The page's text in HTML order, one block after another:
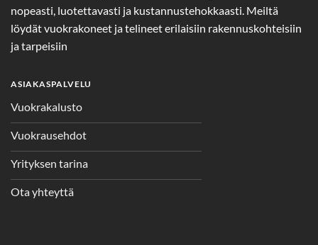
nopeasti, luotettavasti ja kustannustehokkaasti. Meiltä
löydät vuokrakoneet ja telineet erilaisiin rakennuskohteisiin
ja tarpeisiin
ASIAKASPALVELU
Vuokrakalusto
Vuokrausehdot
Yrityksen tarina
Ota yhteyttä